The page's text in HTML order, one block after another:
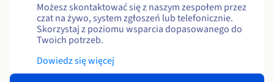
Możesz skontaktować się z naszym zespołem przez
czat na żywo, system zgłoszeń lub telefonicznie.
Skorzystaj z poziomu wsparcia dopasowanego do
Twoich potrzeb.
Dowiedz się więcej